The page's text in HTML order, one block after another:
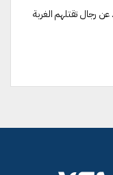
رجال تقتلهم الغربة